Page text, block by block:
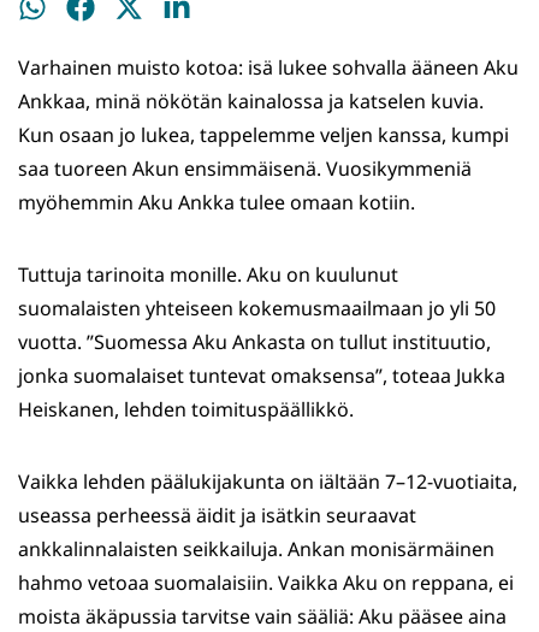
Jaa
Jaa
Jaa
Jaa
Varhainen muisto kotoa: isä lukee sohvalla ääneen Aku
Ankkaa, minä nökötän kainalossa ja katselen kuvia.
Kun osaan jo lukea, tappelemme veljen kanssa, kumpi
saa tuoreen Akun ensimmäisenä. Vuosikymmeniä
myöhemmin Aku Ankka tulee omaan kotiin.
Tuttuja tarinoita monille. Aku on kuulunut
suomalaisten yhteiseen kokemusmaailmaan jo yli 50
vuotta. ”Suomessa Aku Ankasta on tullut instituutio,
jonka suomalaiset tuntevat omaksensa”, toteaa Jukka
Heiskanen, lehden toimituspäällikkö.
Vaikka lehden päälukijakunta on iältään 7–12-vuotiaita,
useassa perheessä äidit ja isätkin seuraavat
ankkalinnalaisten seikkailuja. Ankan monisärmäinen
hahmo vetoaa suomalaisiin. Vaikka Aku on reppana, ei
moista äkäpussia tarvitse vain sääliä: Aku pääsee aina